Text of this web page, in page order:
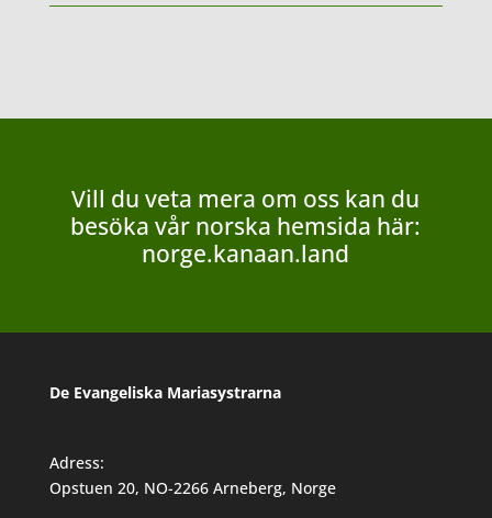
Vill du veta mera om oss kan du
besöka vår norska hemsida här:
norge.kanaan.land
De Evangeliska Mariasystrarna
Adress:
Opstuen 20, NO-2266 Arneberg, Norge